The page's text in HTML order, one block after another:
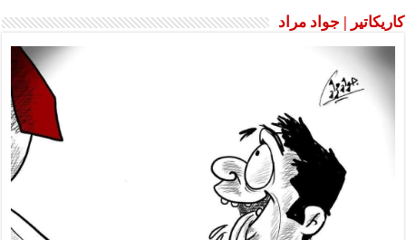
| جواد مراد